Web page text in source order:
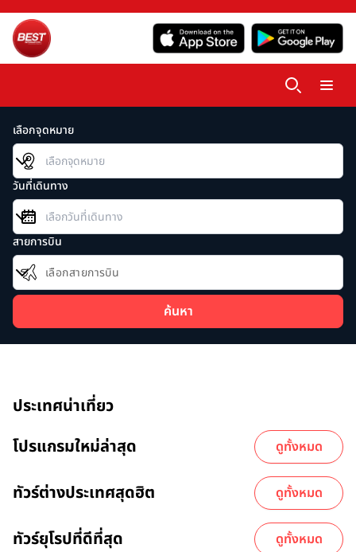
เลือกจุดหมาย
วันที่เดินทาง
สายการบิน
เลือกสายการบิน
ค้นหา
ประเทศน่าเที่ยว
โปรแกรมใหม่ล่าสุด
ดูทั้งหมด
ทัวร์ต่างประเทศสุดฮิต ดูทั้งหมด
ทัวร์ยุโรปที่ดีที่สุด ดูทั้งหมด